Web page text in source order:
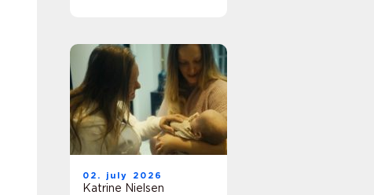
02. july 2026
Katrine Nielsen